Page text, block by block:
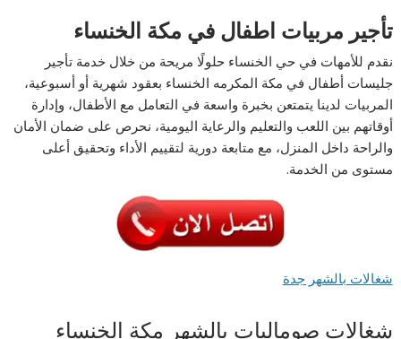
تأجير مربيات اطفال في مكة الخنساء
نقدم للأمهات في حي الخنساء حلولًا مريحة من خلال خدمة تأجير
جليسات أطفال في مكة المكرمه الخنساء بعقود شهرية أو أسبوعية،
المربيات لدينا يتمتعن بخبرة واسعة في التعامل مع الأطفال، وإدارة
أوقاتهم بين اللعب والتعليم والرعاية اليومية، نحرص على ضمان الأمان
والراحة داخل المنزل، مع متابعة دورية لتقييم الأداء وتحقيق أعلى
مستوى من الخدمة.
شغالات بالشهر جدة
شغالات صوماليات بالشهر مكة الخنساء